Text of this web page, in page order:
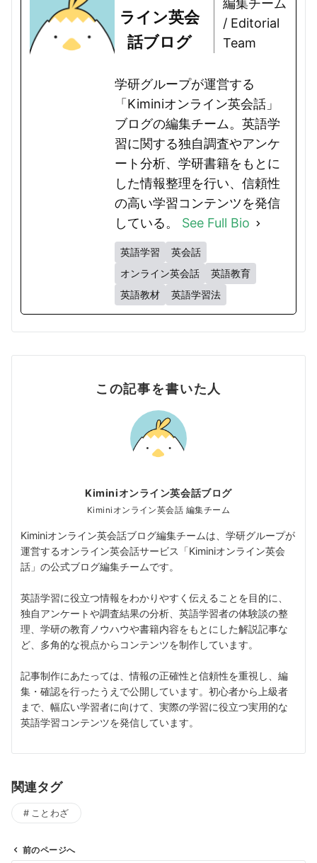
ライン英会
話ブログ
編集チーム
/ Editorial
Team
学研グループが運営する
「Kiminiオンライン英会話」
ブログの編集チーム。英語学
習に関する独自調査やアンケ
ート分析、学研書籍をもとに
した情報整理を行い、信頼性
の高い学習コンテンツを発信
している。 See Full Bio
英語学習
英会話
オンライン英会話
英語教育
英語教材
英語学習法
この記事を書いた人
Kiminiオンライン英会話ブログ
Kiminiオンライン英会話 編集チーム
Kiminiオンライン英会話ブログ編集チームは、学研グループが
運営するオンライン英会話サービス「Kiminiオンライン英会
話」の公式ブログ編集チームです。
英語学習に役立つ情報をわかりやすく伝えることを目的に、
独自アンケートや調査結果の分析、英語学習者の体験談の整
理、学研の教育ノウハウや書籍内容をもとにした解説記事な
ど、多角的な視点からコンテンツを制作しています。
記事制作にあたっては、情報の正確性と信頼性を重視し、編
集・確認を行ったうえで公開しています。初心者から上級者
まで、幅広い学習者に向けて、実際の学習に役立つ実用的な
英語学習コンテンツを発信しています。
関連タグ
ことわざ
前のページへ